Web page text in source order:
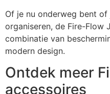
Of je nu onderweg bent
organiseren, de Fire-Flow
combinatie van
modern design.
Ontdek meer
accessoires